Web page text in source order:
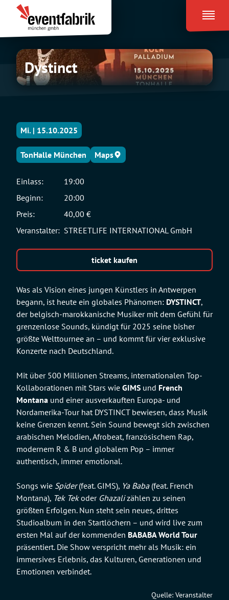
Inhalt
springen
Eventfabrik
München
Dystinct
Dystinct
Was als Vision eines jungen Künstlers in Antwerpen
begann, ist heute ein globales Phänomen: DYSTINCT,
der belgisch-marokkanische Musiker mit dem Gefühl für
grenzenlose Sounds, kündigt für 2025 seine bisher
größte Welttournee an – und kommt für vier exklusive
Konzerte nach Deutschland.
Mit über 500 Millionen Streams, internationalen Top-
Kollaborationen mit Stars wie GIMS und French
Montana und einer ausverkauften Europa- und
Nordamerika-Tour hat DYSTINCT bewiesen, dass Musik
keine Grenzen kennt. Sein Sound bewegt sich zwischen
arabischen Melodien, Afrobeat, französischem Rap,
modernem R & B und globalem Pop – immer
authentisch, immer emotional.
Songs wie Spider(feat. GIMS), Ya Baba(feat. French
Montana), Tek Tekoder Ghazalizählen zu seinen
größten Erfolgen. Nun steht sein neues, drittes
Studioalbum in den Startlöchern – und wird live zum
ersten Mal auf der kommenden BABABA World Tour
präsentiert. Die Show verspricht mehr als Musik: ein
immersives Erlebnis, das Kulturen, Generationen und
Emotionen verbindet.
Quelle: Veranstalter
Mi. | 15.10.2025
TonHalle München Maps
Einlass:
19:00
Beginn:
20:00
Preis:
40,00 €
Veranstalter: STREETLIFE INTERNATIONAL GmbH
ticket kaufen